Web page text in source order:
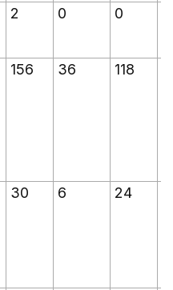
2 0 0
156 36 118
30 6 24